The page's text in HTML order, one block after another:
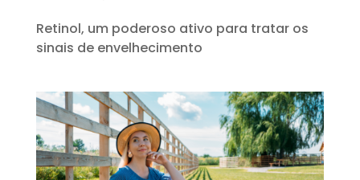
Retinol, um poderoso ativo para tratar os
sinais de envelhecimento